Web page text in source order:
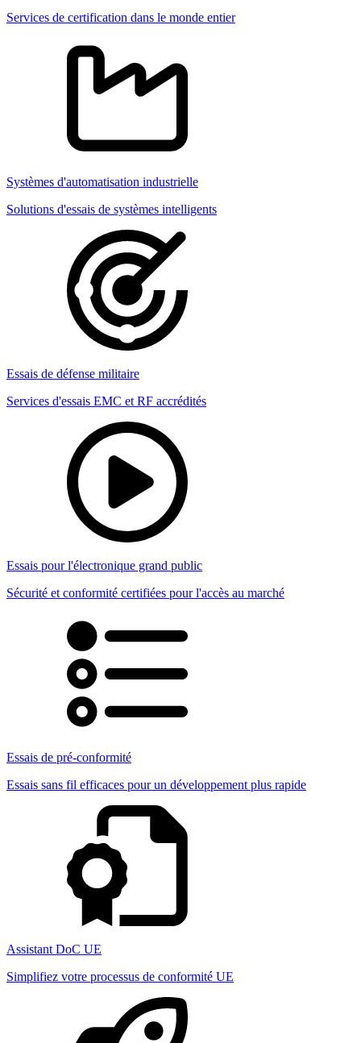
Services de certification dans le monde entier
Systèmes d'automatisation industrielle
Solutions d'essais de systèmes intelligents
Essais de défense militaire
Services d'essais EMC et RF accrédités
Essais pour l'électronique grand public
Sécurité et conformité certifiées pour l'accès au marché
Essais de pré-conformité
Essais sans fil efficaces pour un développement plus rapide
Assistant DoC UE
Simplifiez votre processus de conformité UE